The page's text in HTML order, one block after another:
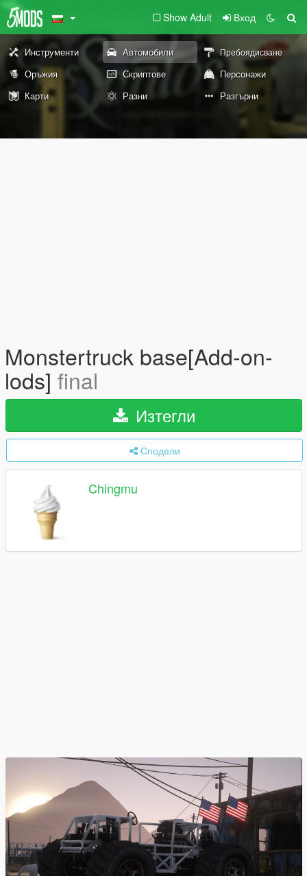
Show Adult Вход
Инструменти Автомобили Пребоядисване
Оръжия Скриптове
Персонажи
Карти
Разни Разгърни
Monstertruck base[Add-on-
lods] final
Изтегли
Сподели
Chingmu